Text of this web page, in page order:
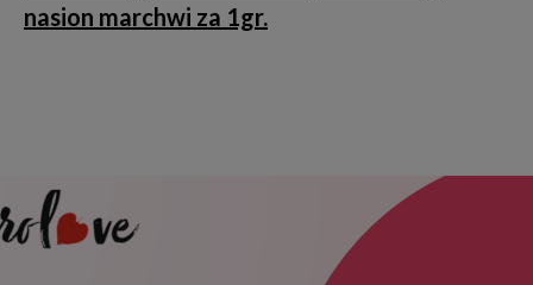
nasion marchwi za 1gr.